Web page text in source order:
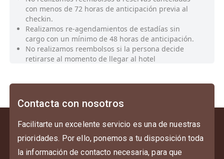
con menos de 72 horas de anticipación previa al
checkin.
Realizamos re-agendamientos de estadías sin
cargo con un mínimo de 48 horas de anticipación.
No realizamos reembolsos si la persona decide
retirarse al momento de llegar al hotel
Contacta con nosotros
Facilitarte un excelente servicio es una de nuestras
prioridades. Por ello, ponemos a tu disposición toda
la información de contacto necesaria, para que